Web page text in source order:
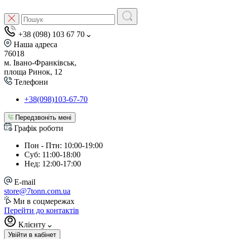
+38 (098) 103 67 70
Наша адреса
76018
м. Івано-Франківськ,
площа Ринок, 12
Телефони
+38(098)103-67-70
Передзвоніть мені
Графік роботи
Пон - Птн: 10:00-19:00
Суб: 11:00-18:00
Нед: 12:00-17:00
E-mail
store@7tonn.com.ua
Ми в соцмережах
Перейти до контактів
Клієнту
Увійти в кабінет